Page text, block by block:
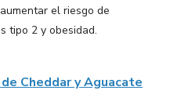
el riesgo de
tipo 2 y obesidad.
Cheddar y Aguacate